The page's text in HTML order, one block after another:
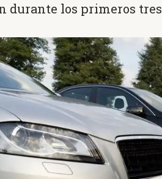
durante los primeros